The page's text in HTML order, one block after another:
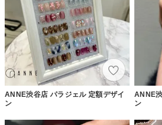
ANNE渋谷店 パラジェル 定額デザイ
ン
ANNE
ン